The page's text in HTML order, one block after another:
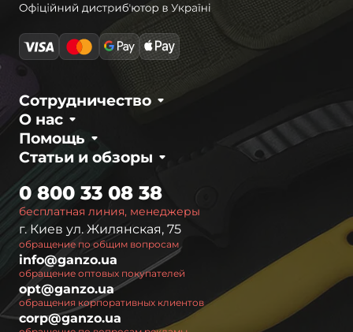
О нас
Сотрудничество
Статьи и обзоры
Помощь
бесплатная линия, менеджеры
0 800 33 08 38
г. Киев ул. Жилянская, 75
обращение по общим вопросам
info@ganzo.ua
обращение оптовых покупателей
opt@ganzo.ua
обращения корпоративных клиентов
corp@ganzo.ua